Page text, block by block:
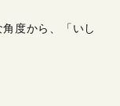
角度から、「いし